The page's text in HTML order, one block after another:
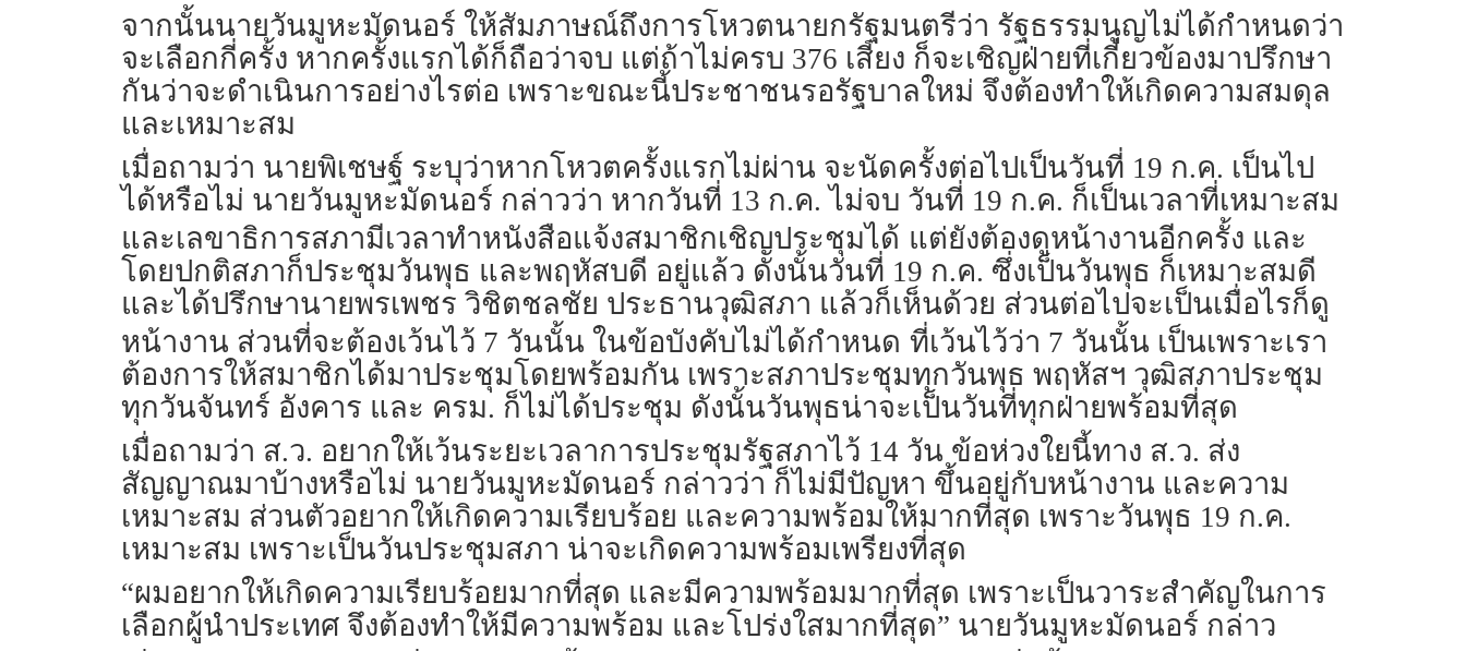
จากนั้นนายวันมูหะมัดนอร์ ให้สัมภาษณ์ถึงการโหวตนายกรัฐมนตรีว่า รัฐธรรมนูญไม่ได้กำหนดว่า
จะเลือกกี่ครั้ง หากครั้งแรกได้ก็ถือว่าจบ แต่ถ้าไม่ครบ 376 เสียง ก็จะเชิญฝ่ายที่เกี่ยวข้องมาปรึกษา
กันว่าจะดำเนินการอย่างไรต่อ เพราะขณะนี้ประชาชนรอรัฐบาลใหม่ จึงต้องทำให้เกิดความสมดุล
และเหมาะสม
เมื่อถามว่า นายพิเชษฐ์ ระบุว่าหากโหวตครั้งแรกไม่ผ่าน จะนัดครั้งต่อไปเป็นวันที่ 19 ก.ค. เป็นไป
ได้หรือไม่ นายวันมูหะมัดนอร์ กล่าวว่า หากวันที่ 13 ก.ค. ไม่จบ วันที่ 19 ก.ค. ก็เป็นเวลาที่เหมาะสม
และเลขาธิการสภามีเวลาทำหนังสือแจ้งสมาชิกเชิญประชุมได้ แต่ยังต้องดูหน้างานอีกครั้ง และ
โดยปกติสภาก็ประชุมวันพุธ และพฤหัสบดี อยู่แล้ว ดังนั้นวันที่ 19 ก.ค. ซึ่งเป็นวันพุธ ก็เหมาะสมดี
และได้ปรึกษานายพรเพชร วิชิตชลชัย ประธานวุฒิสภา แล้วก็เห็นด้วย ส่วนต่อไปจะเป็นเมื่อไรก็ดู
หน้างาน ส่วนที่จะต้องเว้นไว้ 7 วันนั้น ในข้อบังคับไม่ได้กำหนด ที่เว้นไว้ว่า 7 วันนั้น เป็นเพราะเรา
ต้องการให้สมาชิกได้มาประชุมโดยพร้อมกัน เพราะสภาประชุมทุกวันพุธ พฤหัสฯ วุฒิสภาประชุม
ทุกวันจันทร์ อังคาร และ ครม. ก็ไม่ได้ประชุม ดังนั้นวันพุธน่าจะเป็นวันที่ทุกฝ่ายพร้อมที่สุด
เมื่อถามว่า ส.ว. อยากให้เว้นระยะเวลาการประชุมรัฐสภาไว้ 14 วัน ข้อห่วงใยนี้ทาง ส.ว. ส่ง
สัญญาณมาบ้างหรือไม่ นายวันมูหะมัดนอร์ กล่าวว่า ก็ไม่มีปัญหา ขึ้นอยู่กับหน้างาน และความ
เหมาะสม ส่วนตัวอยากให้เกิดความเรียบร้อย และความพร้อมให้มากที่สุด เพราะวันพุธ 19 ก.ค.
เหมาะสม เพราะเป็นวันประชุมสภา น่าจะเกิดความพร้อมเพรียงที่สุด
“ผมอยากให้เกิดความเรียบร้อยมากที่สุด และมีความพร้อมมากที่สุด เพราะเป็นวาระสำคัญในการ
เลือกผู้นำประเทศ จึงต้องทำให้มีความพร้อม และโปร่งใสมากที่สุด” นายวันมูหะมัดนอร์ กล่าว